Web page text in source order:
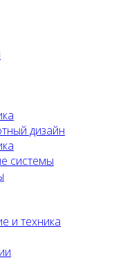
дизайн
системы
и техника